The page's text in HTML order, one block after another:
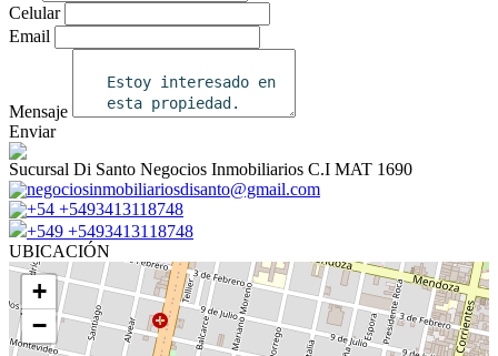
Celular
Email
Mensaje
Enviar
Sucursal Di Santo Negocios Inmobiliarios C.I MAT 1690
negociosinmobiliariosdisanto@gmail.com
+54 +5493413118748
+549 +5493413118748
UBICACIÓN
+
−